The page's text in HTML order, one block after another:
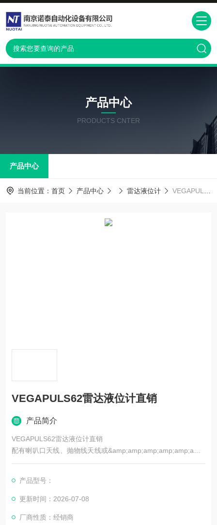
产品中心
PRODUCTS CNTER
产品中心
当前位置： 首页 产品中心 雷达液位计 VEGAPULS62雷达液位计直销
VEGAPULS62雷达液位计直销
产品简介
VEGAPULS62雷达液位计直销
配有喇叭口天线、抛物线天线或&amp;amp;amp;amp;amp;amp;
amp;amp;amp;#189;“- 导波管天线的雷达传感器，用于连续物位
测量几乎所有介质。
产品型号：
更新时间：2026-07-08
厂商性质：经销商